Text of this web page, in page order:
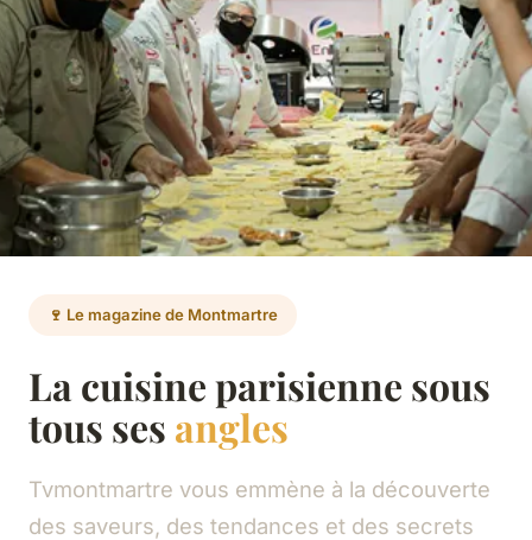
🍷 Le magazine de Montmartre
La cuisine parisienne sous
tous ses angles
Tvmontmartre vous emmène à la découverte
des saveurs, des tendances et des secrets